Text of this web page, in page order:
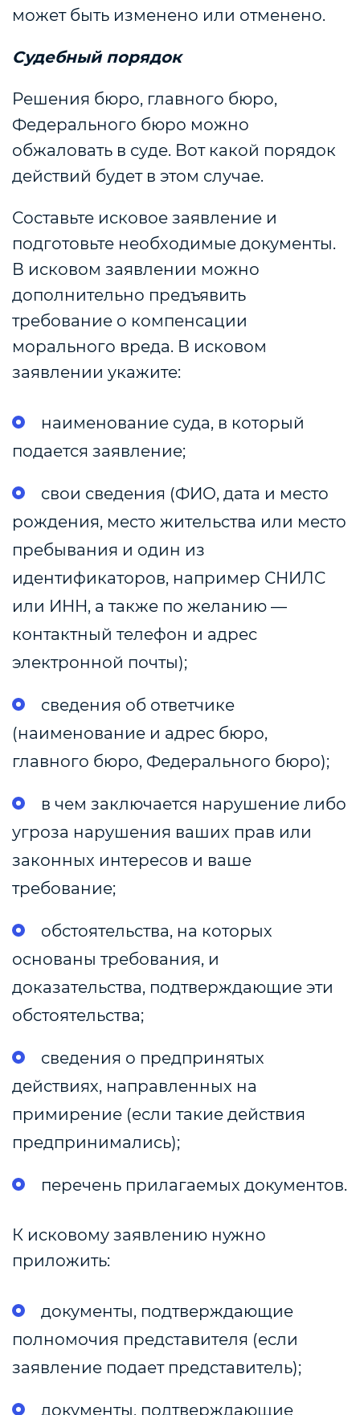
может быть изменено или отменено.
Судебный порядок
Решения бюро, главного бюро,
Федерального бюро можно
обжаловать в суде. Вот какой порядок
действий будет в этом случае.
Составьте исковое заявление и
подготовьте необходимые документы.
В исковом заявлении можно
дополнительно предъявить
требование о компенсации
морального вреда. В исковом
заявлении укажите:
наименование суда, в который
подается заявление;
свои сведения (ФИО, дата и место
рождения, место жительства или место
пребывания и один из
идентификаторов, например СНИЛС
или ИНН, а также по желанию —
контактный телефон и адрес
электронной почты);
сведения об ответчике
(наименование и адрес бюро,
главного бюро, Федерального бюро);
в чем заключается нарушение либо
угроза нарушения ваших прав или
законных интересов и ваше
требование;
обстоятельства, на которых
основаны требования, и
доказательства, подтверждающие эти
обстоятельства;
сведения о предпринятых
действиях, направленных на
примирение (если такие действия
предпринимались);
перечень прилагаемых документов.
К исковому заявлению нужно
приложить:
документы, подтверждающие
полномочия представителя (если
заявление подает представитель);
документы, подтверждающие